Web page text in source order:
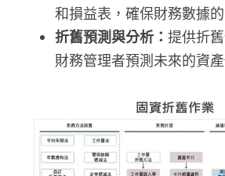
和損益表，確保財務數據
折舊預測與分析： 提供折
財務管理者預測未來的資